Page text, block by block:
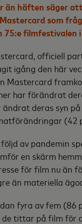
än häften säger
som
75:e filmfestivalen
officiell
igång den här
Mastercard
har förändrat
ändrat deras syn
(42
av pandemin
en skärm
för film nu än
än materiella
fyra av fem (86
tittar på film för